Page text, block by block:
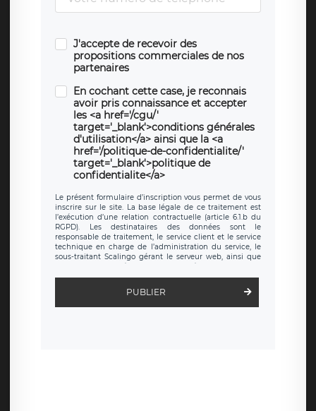
J'accepte de recevoir des
propositions commerciales de nos
partenaires
En cochant cette case, je reconnais
avoir pris connaissance et accepter
les <a href='/cgu/'
target='_blank'>conditions générales
d'utilisation</a> ainsi que la <a
href='/politique-de-confidentialite/'
target='_blank'>politique de
confidentialite</a>
Le présent formulaire d’inscription vous permet de vous
inscrire sur le site. La base légale de ce traitement est
l’exécution d’une relation contractuelle (article 6.1.b du
RGPD). Les destinataires des données sont le
responsable de traitement, le service client et le service
technique en charge de l’administration du service, le
sous-traitant Scalingo gérant le serveur web, ainsi que
d’inscription est hébergé sur un serveur hébergé par
clauses de
protection conformes au RGPD
. Les données collectées
sont conservées jusqu’à ce que l’Internaute en sollicite la
PUBLIER